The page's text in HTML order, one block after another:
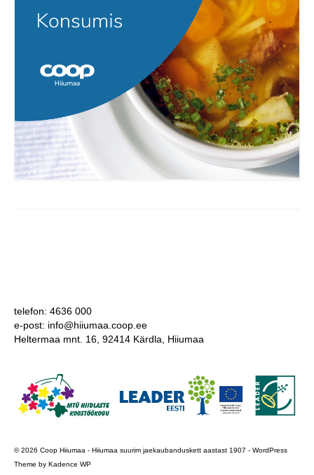
telefon: 4636 000
e-post: info@hiiumaa.coop.ee
Heltermaa mnt. 16, 92414 Kärdla, Hiiumaa
© 2026 Coop Hiiumaa - Hiiumaa suurim jaekaubanduskett aastast 1907 - WordPress
Theme by Kadence WP